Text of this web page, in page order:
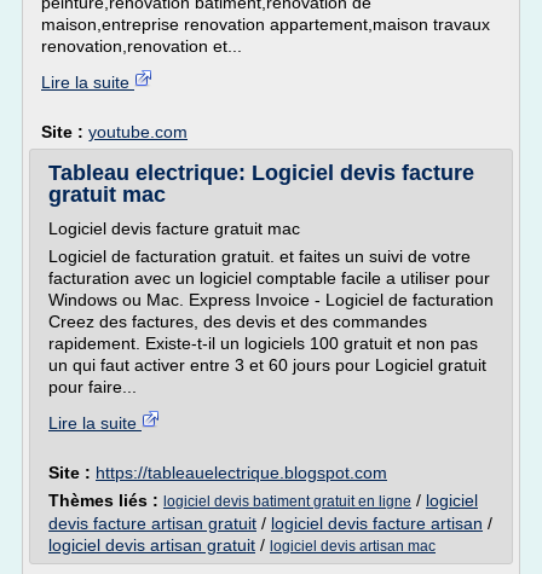
maison,entreprise renovation appartement,maison travaux
renovation,renovation et...
Lire la suite
Site : youtube.com
Tableau electrique: Logiciel devis facture
gratuit mac
Logiciel devis facture gratuit mac
Logiciel de facturation gratuit. et faites un suivi de votre
facturation avec un logiciel comptable facile a utiliser pour
Windows ou Mac. Express Invoice - Logiciel de facturation
Creez des factures, des devis et des commandes
rapidement. Existe-t-il un logiciels 100 gratuit et non pas
un qui faut activer entre 3 et 60 jours pour Logiciel gratuit
pour faire...
Lire la suite
Site : https://tableauelectrique.blogspot.com
Thèmes liés : logiciel devis batiment gratuit en ligne / logiciel
devis facture artisan gratuit / logiciel devis facture artisan /
logiciel devis artisan gratuit / logiciel devis artisan mac